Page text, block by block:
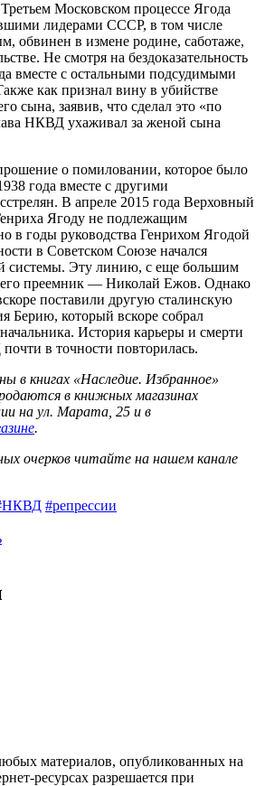
Московском процессе Ягода
лидерами СССР, в том числе
обвинен в измене родине, саботаже,
Не смотря на бездоказательность
вместе с остальными подсудимыми
как признал вину в убийстве
сына, заявив, что сделал это «по
НКВД ухаживал за женой сына
о помиловании, которое было
года вместе с другими
В апреле 2015 года Верховный
Ягоду не подлежащим
в годы руководства Генрихом Ягодой
в Советском Союзе начался
системы. Эту линию, с еще большим
преемник — Николай Ежов. Однако
поставили другую сталинскую
Берию, который вскоре собрал
История карьеры и смерти
в точности повторилась.
в книгах «Наследие. Избранное»
в книжных магазинах
на ул. Марата, 25 и в
.
очерков читайте на нашем канале
#репрессии
материалов, опубликованных на
ресурсах разрешается при